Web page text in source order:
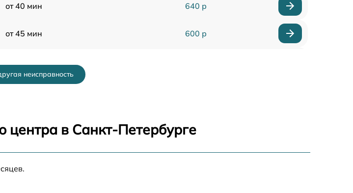
от 40 мин 640 р
от 45 мин 600 р
от 30 мин
неисправность
центра в Санкт-Петербурге